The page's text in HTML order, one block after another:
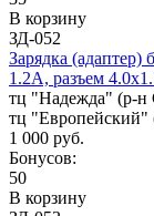
В корзину
ЗД-052
Зарядка
1.2A, разъем
тц "Надежда" (р-н
тц "Европейский"
1 000 руб.
Бонусов:
50
В корзину